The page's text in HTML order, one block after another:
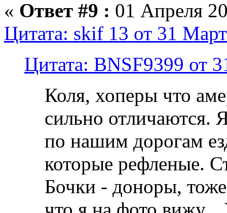
« Ответ #9 : 01 Апреля
Цитата: skif 13 от 31
Цитата: BNSF9399 от
Коля, хоперы что
сильно отличаются.
по нашим дорогам
которые рефленые.
Бочки - доноры,